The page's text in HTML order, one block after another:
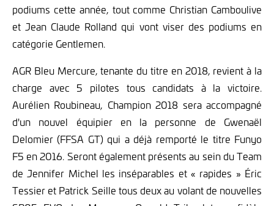
podiums cette année, tout comme Christian Camboulive
et Jean Claude Rolland qui vont viser des podiums en
catégorie Gentlemen.
AGR Bleu Mercure, tenante du titre en 2018, revient à la
charge avec 5 pilotes tous candidats à la victoire.
Aurélien Roubineau, Champion 2018 sera accompagné
d'un nouvel équipier en la personne de Gwenaël
Delomier (FFSA GT) qui a déjà remporté le titre Funyo
F5 en 2016. Seront également présents au sein du Team
de Jennifer Michel les inséparables et « rapides » Éric
Tessier et Patrick Seille tous deux au volant de nouvelles